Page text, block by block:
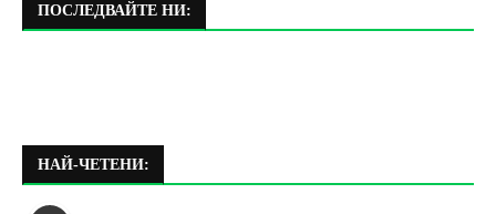
ПОСЛЕДВАЙТЕ НИ:
НАЙ-ЧЕТЕНИ: